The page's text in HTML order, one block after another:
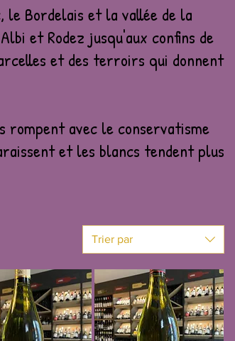
Bordelais et la vallée de la
et Rodez jusqu'aux confins de
et des terroirs qui donnent
rompent avec le conservatisme
et les blancs tendent plus
Trier par